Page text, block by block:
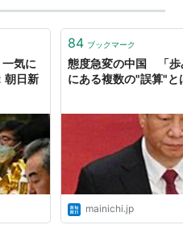
止が絶対 の合意の条件で
気に
朝日新
84 ブックマーク
態度急変の中国 「歩
にある複数の"誤算"と
mainichi.jp